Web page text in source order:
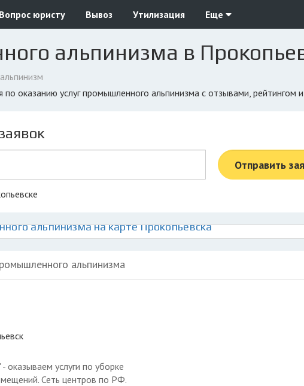
Вопрос юристу Вывоз Утилизация Еще
альпинизма в
по оказанию услуг промышленного альпинизма с отзывами, рейтингом
Отправить
альпинизма на карте Прокопьевска
альпинизма
оказываем услуги по уборке
Сеть центров по РФ.